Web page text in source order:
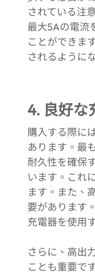
されている注
最大5Aの電流
ことができま
されるように
4. 良好な
購入する際に
あります。最
耐久性を確保
います。これ
ます。また、
要があります
充電器を使用
さらに、高出
ことも重要で